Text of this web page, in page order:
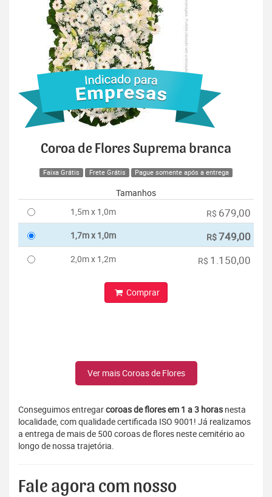
Coroa de Flores Suprema branca
Faixa Grátis Frete Grátis Pague somente após a entrega
Tamanhos
1,5m x 1,0m
R$ 679,00
1,7m x 1,0m R$749,00
2,0m x 1,2m R$ 1.150,00
Comprar
Ver mais Coroas de Flores
Conseguimos entregarcoroas de flores em 1 a 3 horas nesta
localidade, com qualidade certificada ISO 9001! Já realizamos
a entrega de mais de 500 coroas de flores neste cemitério ao
longo de nossa trajetória.
Fale agora com nosso